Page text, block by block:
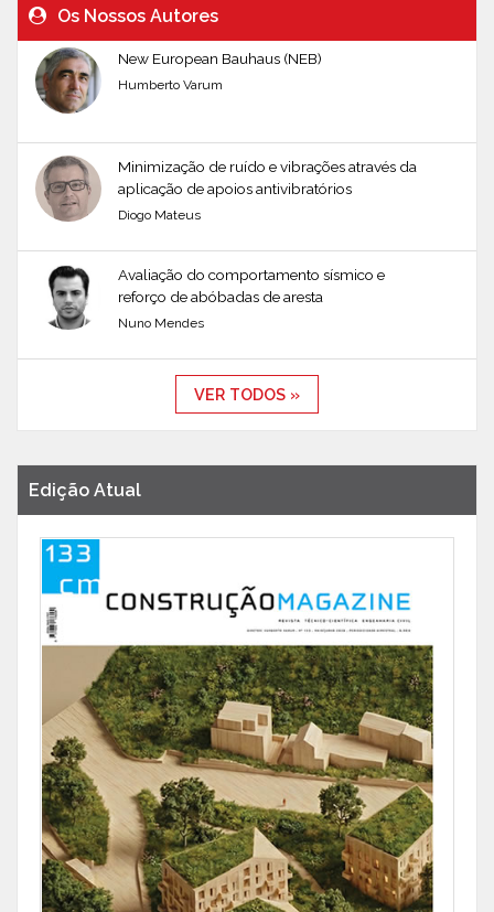
Os Nossos Autores
New European Bauhaus (NEB)
Humberto Varum
Minimização de ruído e vibrações através da
aplicação de apoios antivibratórios
Diogo Mateus
Avaliação do comportamento sísmico e
reforço de abóbadas de aresta
Nuno Mendes
VER TODOS »
Edição Atual